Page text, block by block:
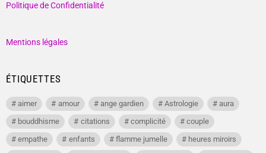
Politique de Confidentialité
Mentions légales
ÉTIQUETTES
aimer amour ange gardien Astrologie
aura
bouddhisme
citations complicité
couple
empathe
enfants flamme jumelle
heures miroirs